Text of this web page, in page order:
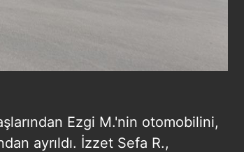
Ezgi M.'nin otomobilini,
ayrıldı. İzzet Sefa R.,